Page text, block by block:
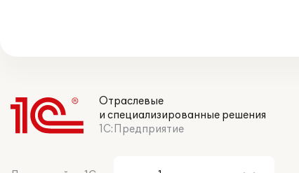
Отраслевые
и специализированные решения
1С:Предприятие